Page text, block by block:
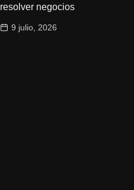
resolver negocios
9 julio, 2026